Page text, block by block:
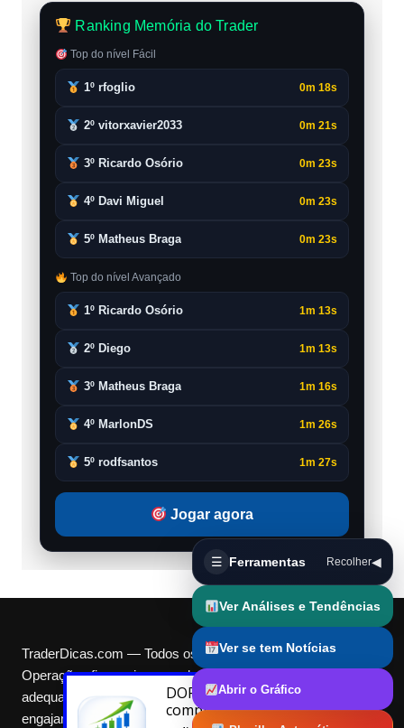
Ranking Memória do Trader
Top do nível Fácil
1º rfoglio 0m 18s
2º vitorxavier2033 0m 21s
3º Ricardo Osório 0m 23s
4º Davi Miguel 0m 23s
5º Matheus Braga 0m 23s
Top do nível Avançado
1º Ricardo Osório 1m 13s
2º Diego 1m 13s
3º Matheus Braga 1m 16s
4º MarlonDS 1m 26s
5º rodfsantos 1m 27s
Jogar agora
TraderDicas.com — Todos os direitos reservados.
Operações financeiras envolvem riscos e podem não ser
adequadas para todos. TD$ e Cotas são pontos digitais de
engajamento, não representam dinheiro real nem
☰ Ferramentas Recolher◀
Ver Análises e Tendências
Ver se tem Notícias
Abrir o Gráfico
DORIVAL acabou de
comprar